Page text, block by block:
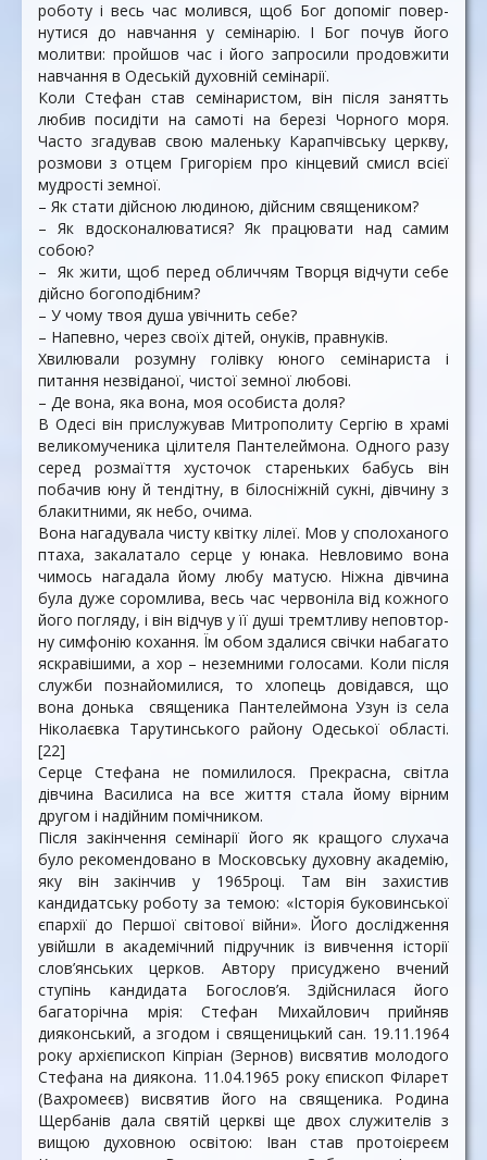
роботу і весь час молився, щоб Бог допоміг повер­
нутися до навчання у семінарію. І Бог почув його
молитви: пройшов час і його запросили продовжити
навчання в Одеській духовній семінарії.
Коли Стефан став семінаристом, він після занятть
любив посидіти на самоті на березі Чорного моря.
Часто згадував свою маленьку Карапчівську церкву,
розмови з отцем Григорієм про кінцевий смисл всієї
мудрості земної.
– Як стати дійсною людиною, дійсним священиком?
– Як вдосконалюватися? Як працювати над самим
собою?
– Як жити, щоб перед обличчям Творця відчути себе
дійсно богоподібним?
– У чому твоя душа увічнить себе?
– Напевно, через своїх дітей, онуків, правнуків.
Хвилювали розумну голівку юного семінариста і
питання незвіданої, чистої земної любові.
– Де вона, яка вона, моя особиста доля?
В Одесі він прислужував Митрополиту Сергію в храмі
великомученика цілителя Пантелеймона. Одного разу
серед розмаїття хусточок стареньких бабусь він
побачив юну й тендітну, в білосніжній сукні, дівчину з
блакитними, як небо, очима.
Вона нагадувала чисту квітку лілеї. Мов у споло­ханого
птаха, закалатало серце у юнака. Невло­вимо во­на
чимось нагадала йому любу матусю. Ніжна дівчина
була дуже соромлива, весь час червоніла від кожного
його погляду, і він відчув у її душі тремтливу неповтор­
ну симфонію кохання. Їм обом здалися свічки набагато
яскравішими, а хор – неземними голосами. Коли після
служби познайо­милися, то хлопець довідався, що
вона донька священика Пантелеймона Узун із села
Ніколаєвка Тарутинського району Одеської області.
[22]
Серце Стефана не помилилося. Прекрасна, світла
дівчина Василиса на все життя стала йому вірним
другом і надійним помічником.
Після закінчення семінарії його як кращого слу­хача
було рекомендовано в Московську духовну ака­демію,
яку він закінчив у 1965році. Там він захистив
кандидатську роботу за темою: «Історія буковинської
єпархії до Першої світової війни». Його дослідження
увійшли в академічний підручник із вивчення історії
слов’янських церков. Автору при­суджено вчений
ступінь кандидата Богослов’я. Здій­снилася його
багато­річна мрія: Стефан Михайлович прийняв
дияконський, а згодом і священицький сан. 19.11.1964
року архієпископ Кіпріан (Зернов) висвятив молодого
Стефана на диякона. 11.04.1965 року єпископ Філарет
(Вахромеєв) висвятив його на священика. Родина
Щербанів дала святій церкві ще двох слу­жи­телів з
вищою духовною освітою: Іван став про­тоієреєм